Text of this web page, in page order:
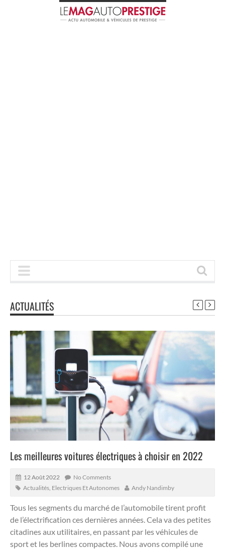
ACTUALITÉS
Les meilleures voitures électriques à choisir en 2022
12 Août 2022
No Comments
Actualités Electriques Et Autonomes Andy Nandimby
Tous les segments du marché de l’automobile tirent profit
de l’électrification ces dernières années. Cela va des petites
citadines aux utilitaires, en passant par les véhicules de
sport et les berlines compactes. Nous avons compilé une